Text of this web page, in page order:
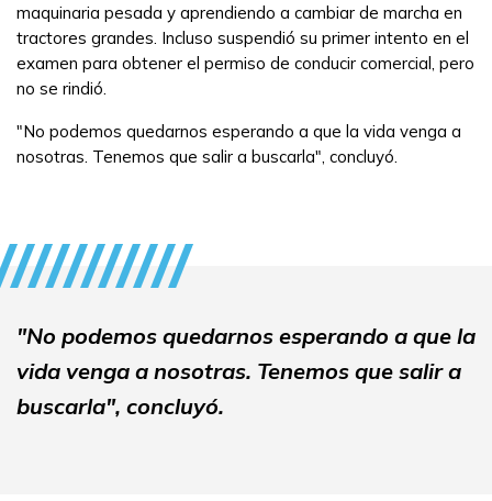
maquinaria pesada y aprendiendo a cambiar de marcha en
tractores grandes. Incluso suspendió su primer intento en el
examen para obtener el permiso de conducir comercial, pero
no se rindió.
"No podemos quedarnos esperando a que la vida venga a
nosotras. Tenemos que salir a buscarla", concluyó.
"No podemos quedarnos esperando a que la
vida venga a nosotras. Tenemos que salir a
buscarla", concluyó.